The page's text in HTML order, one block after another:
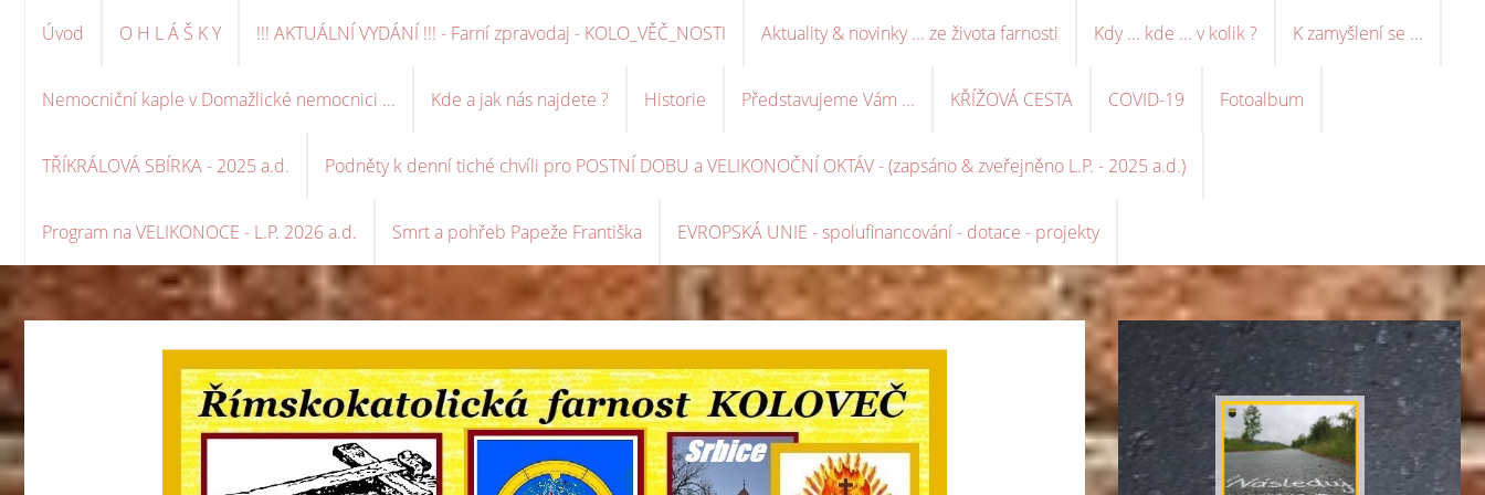
Úvod O H L Á Š K Y !!! AKTUÁLNÍ VYDÁNÍ !!! - Farní zpravodaj - KOLO_VĚČ_NOSTI Aktuality & novinky ... ze života farnosti Kdy ... kde ... v kolik ? K zamyšlení se ...
Nemocniční kaple v Domažlické nemocnici ... Kde a jak nás najdete ? Historie Představujeme Vám ... KŘÍŽOVÁ CESTA COVID-19 Fotoalbum
TŘÍKRÁLOVÁ SBÍRKA - 2025 a.d. Podněty k denní tiché chvíli pro POSTNÍ DOBU a VELIKONOČNÍ OKTÁV - (zapsáno & zveřejněno L.P. - 2025 a.d.)
Program na VELIKONOCE - L.P. 2026 a.d. Smrt a pohřeb Papeže Františka EVROPSKÁ UNIE - spolufinancování - dotace - projekty